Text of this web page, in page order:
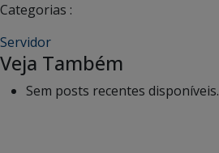
Categorias :
Servidor
Veja Também
Sem posts recentes disponíveis.